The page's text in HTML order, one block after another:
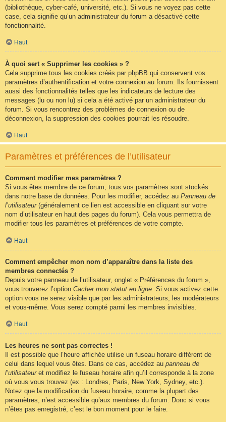
(bibliothèque, cyber-café, université, etc.). Si vous ne voyez pas cette
case, cela signifie qu’un administrateur du forum a désactivé cette
fonctionnalité.
Haut
À quoi sert « Supprimer les cookies » ?
Cela supprime tous les cookies créés par phpBB qui conservent vos
paramètres d’authentification et votre connexion au forum. Ils fournissent
aussi des fonctionnalités telles que les indicateurs de lecture des
messages (lu ou non lu) si cela a été activé par un administrateur du
forum. Si vous rencontrez des problèmes de connexion ou de
déconnexion, la suppression des cookies pourrait les résoudre.
Haut
Paramètres et préférences de l’utilisateur
Comment modifier mes paramètres ?
Si vous êtes membre de ce forum, tous vos paramètres sont stockés
dans notre base de données. Pour les modifier, accédez au Panneau de
l’utilisateur(généralement ce lien est accessible en cliquant sur votre
nom d’utilisateur en haut des pages du forum). Cela vous permettra de
modifier tous les paramètres et préférences de votre compte.
Haut
Comment empêcher mon nom d’apparaître dans la liste des
membres connectés ?
Depuis votre panneau de l’utilisateur, onglet « Préférences du forum »,
vous trouverez l’option Cacher mon statut en ligne . Si vous activez cette
option vous ne serez visible que par les administrateurs, les modérateurs
et vous-même. Vous serez compté parmi les membres invisibles.
Haut
Les heures ne sont pas correctes !
Il est possible que l’heure affichée utilise un fuseau horaire différent de
celui dans lequel vous êtes. Dans ce cas, accédez au panneau de
l’utilisateuret modifiez le fuseau horaire afin qu’il corresponde à la zone
où vous vous trouvez (ex : Londres, Paris, New York, Sydney, etc.).
Notez que la modification du fuseau horaire, comme la plupart des
paramètres, n’est accessible qu’aux membres du forum. Donc si vous
n’êtes pas enregistré, c’est le bon moment pour le faire.